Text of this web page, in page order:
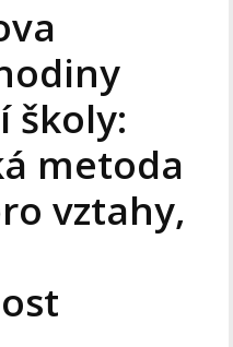
školy:
metoda
vztahy,